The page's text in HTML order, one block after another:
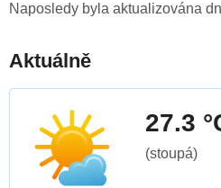
Naposledy byla aktualizována
Aktuálně
27.3
(stoupá)